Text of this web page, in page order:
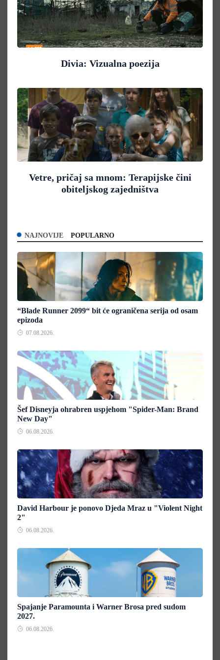
Divia: Vizualna poezija
Vetre, pričaj sa mnom: Terapijske čini
obiteljskog zajedništva
NAJNOVIJE POPULARNO
“Blade Runner 2099“ bit će ograničena serija od osam
epizoda
07.08.2026.
Šef Disneyja ohrabren uspjehom "Spider-Man: Brand
New Day"
06.08.2026.
David Harbour je ponovo Djeda Mraz u "Violent Night
2"
06.08.2026.
Spajanje Paramounta i Warner Brosa pred sudom
2027.
06.08.2026.